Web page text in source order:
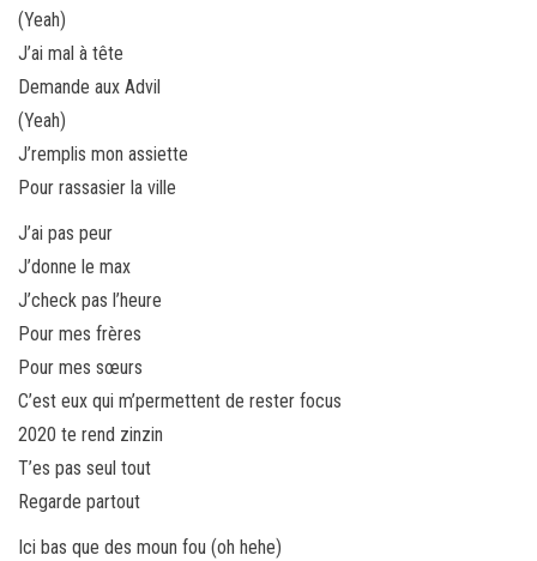
(Yeah)
J’ai mal à tête
Demande aux Advil
(Yeah)
J’remplis mon assiette
Pour rassasier la ville
J’ai pas peur
J’donne le max
J’check pas l’heure
Pour mes frères
Pour mes sœurs
C’est eux qui m’permettent de rester focus
2020 te rend zinzin
T’es pas seul tout
Regarde partout
Ici bas que des moun fou (oh hehe)